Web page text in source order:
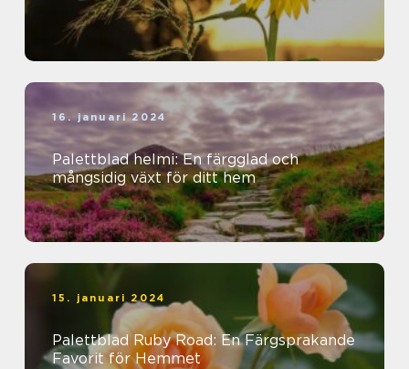
16. januari 2024
Palettblad helmi: En färgglad och
mångsidig växt för ditt hem
15. januari 2024
Palettblad Ruby Road: En Färgsprakande
Favorit för Hemmet